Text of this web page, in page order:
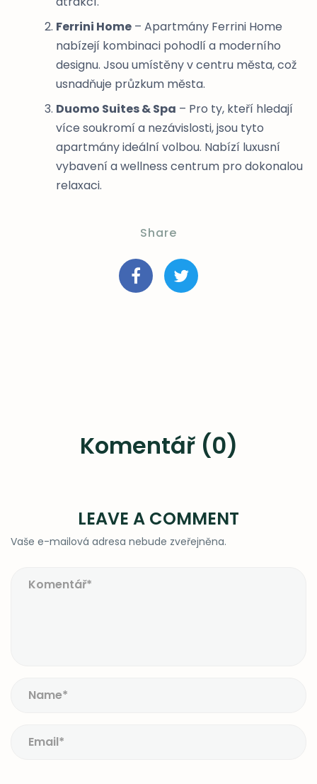
Ferrini Home – Apartmány Ferrini Home
nabízejí kombinaci pohodlí a moderního
designu. Jsou umístěny v centru města, což
usnadňuje průzkum města.
Duomo Suites & Spa – Pro ty, kteří hledají
více soukromí a nezávislosti, jsou tyto
apartmány ideální volbou. Nabízí luxusní
vybavení a wellness centrum pro dokonalou
relaxaci.
Share
Komentář (0)
LEAVE A COMMENT
Vaše e-mailová adresa nebude zveřejněna.